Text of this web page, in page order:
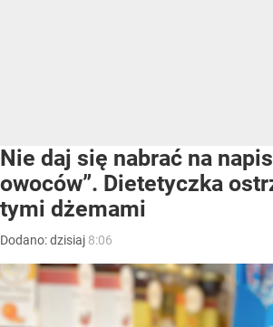
Nie daj się nabrać na
owoców”. Dietetyczka
tymi dżemami
Dodano:dzisiaj 8:06